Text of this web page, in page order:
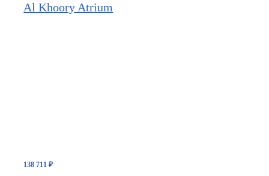
Al Khoory Atrium
138 711₽